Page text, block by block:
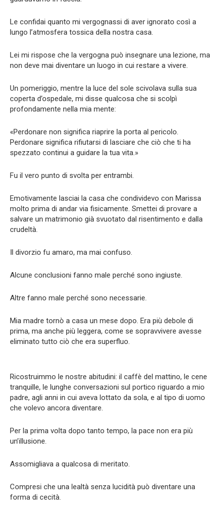
Le confidai quanto mi vergognassi di aver ignorato così a
lungo l’atmosfera tossica della nostra casa.
Lei mi rispose che la vergogna può insegnare una lezione, ma
non deve mai diventare un luogo in cui restare a vivere.
Un pomeriggio, mentre la luce del sole scivolava sulla sua
coperta d’ospedale, mi disse qualcosa che si scolpì
profondamente nella mia mente:
«Perdonare non significa riaprire la porta al pericolo.
Perdonare significa rifiutarsi di lasciare che ciò che ti ha
spezzato continui a guidare la tua vita.»
Fu il vero punto di svolta per entrambi.
Emotivamente lasciai la casa che condividevo con Marissa
molto prima di andar via fisicamente. Smettei di provare a
salvare un matrimonio già svuotato dal risentimento e dalla
crudeltà.
Il divorzio fu amaro, ma mai confuso.
Alcune conclusioni fanno male perché sono ingiuste.
Altre fanno male perché sono necessarie.
Mia madre tornò a casa un mese dopo. Era più debole di
prima, ma anche più leggera, come se sopravvivere avesse
eliminato tutto ciò che era superfluo.
Ricostruimmo le nostre abitudini: il caffè del mattino, le cene
tranquille, le lunghe conversazioni sul portico riguardo a mio
padre, agli anni in cui aveva lottato da sola, e al tipo di uomo
che volevo ancora diventare.
Per la prima volta dopo tanto tempo, la pace non era più
un’illusione.
Assomigliava a qualcosa di meritato.
Compresi che una lealtà senza lucidità può diventare una
forma di cecità.